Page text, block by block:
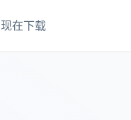
现在下载